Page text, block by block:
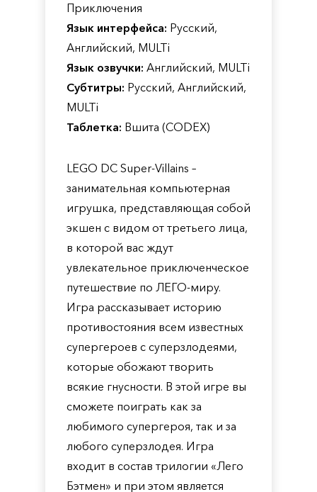
Приключения
Язык интерфейса: Русский,
Английский, MULTi
Язык озвучки: Английский, MULTi
Субтитры: Русский, Английский,
MULTi
Таблетка: Вшита (CODEX)
LEGO DC Super-Villains –
занимательная компьютерная
игрушка, представляющая собой
экшен с видом от третьего лица,
в которой вас ждут
увлекательное приключенческое
путешествие по ЛЕГО-миру.
Игра рассказывает историю
противостояния всем известных
супергероев с суперзлодеями,
которые обожают творить
всякие гнусности. В этой игре вы
сможете поиграть как за
любимого супергероя, так и за
любого суперзлодея. Игра
входит в состав трилогии «Лего
Бэтмен» и при этом является